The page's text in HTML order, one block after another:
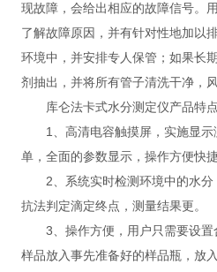
现故障，会给出相应的故障信号。
了解故障原因，并有针对性地加以
环境中，并安排专人保管；如果长
剂抽出，并将所有管子清洗干净，风
库仑法卡式水分测定仪产品特点
1、高清电容触摸屏，实施显示
单，全面的参数显示，操作方便快捷
2、系统实时检测环境中的水分
抗法判定滴定终点，测量结果更。
3、操作方便，用户只需要设置
样品放入事先准备好的样品瓶，放